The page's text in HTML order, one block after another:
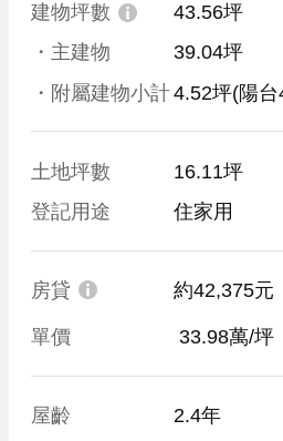
建物坪數
43.56坪
・主建物
39.04坪
・附屬建物小計4.52坪(陽台
土地坪數
16.11坪
登記用途
住家用
房貸 約42,375元
單價 33.98萬/坪
屋齡
2.4年